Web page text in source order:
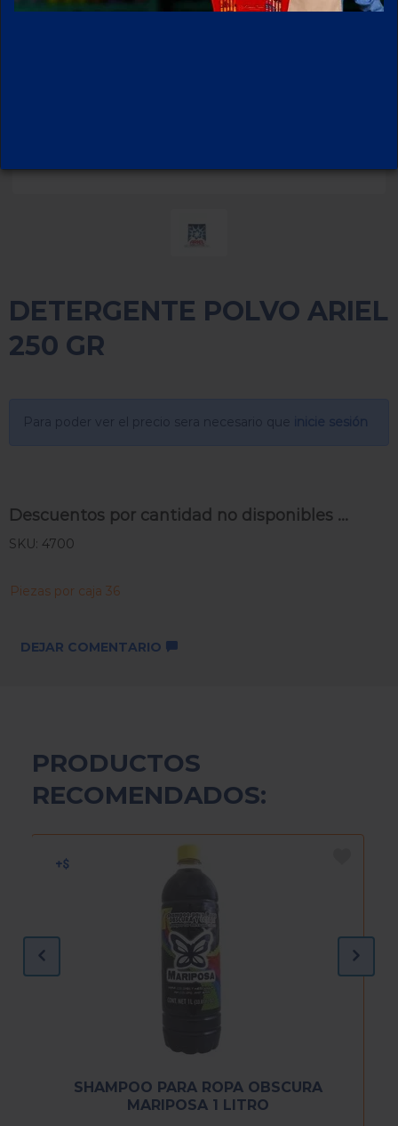
DETERGENTE POLVO ARIEL
250 GR
Para poder ver el precio sera necesario que
Descuentos por cantidad no disponibles ...
SKU: 4700
Piezas por caja 36
DEJAR COMENTARIO
PRODUCTOS
RECOMENDADOS:
SHAMPOO PARA ROPA OBSCURA
MARIPOSA 1 LITRO